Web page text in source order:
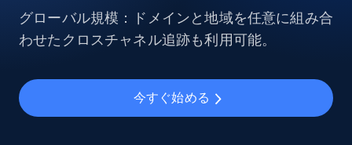
グローバル規模：ドメインと地域を任意に組み合
わせたクロスチャネル追跡も利用可能。
今すぐ始める